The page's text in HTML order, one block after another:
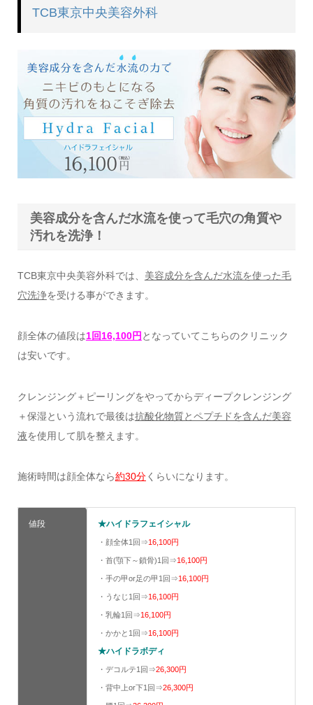
TCB東京中央美容外科
美容成分を含んだ水流を使って毛穴の角質や
汚れを洗浄！
TCB東京中央美容外科では、 美容成分を含んだ水流を使った毛
穴洗浄を受ける事ができます。
顔全体の値段は1回16,100円 となっていてこちらのクリニック
は安いです。
クレンジング＋ピーリングをやってからディープクレンジング
＋保湿という流れで最後は抗酸化物質とペプチドを含んだ美容
液を使用して肌を整えます。
施術時間は顔全体なら約30分くらいになります。
値段 ★ハイドラフェイシャル
・顔全体1回⇒16,100円
・首(顎下～鎖骨)1回⇒16,100円
・手の甲or足の甲1回⇒16,100円
・うなじ1回⇒16,100円
・乳輪1回⇒16,100円
・かかと1回⇒16,100円
★ハイドラボディ
・デコルテ1回⇒26,300円
・背中上or下1回⇒26,300円